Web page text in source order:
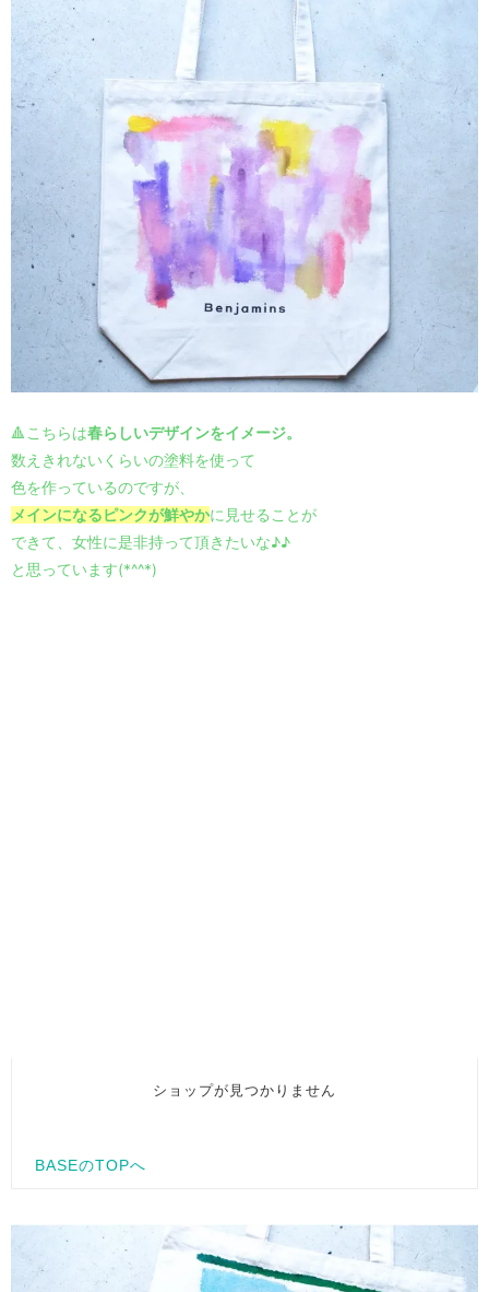
🔺こちらは春らしいデザインをイメージ。
数えきれないくらいの塗料を使って
色を作っているのですが、
メインになるピンクが鮮やかに見せることが
できて、女性に是非持って頂きたいな♪♪
と思っています(*^^*)